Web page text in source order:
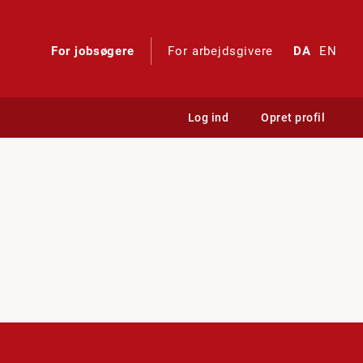
For jobsøgere For arbejdsgivere DA EN
Log ind Opret profil